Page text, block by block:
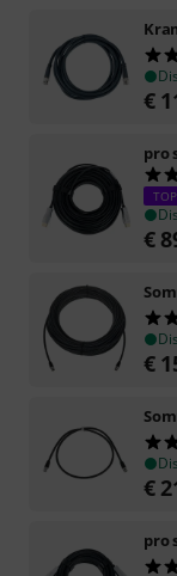
€
pro
€
€
€
pro